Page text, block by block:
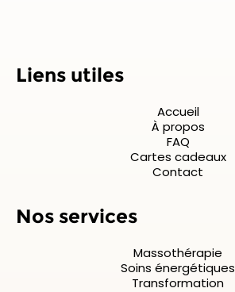
Liens utiles
Accueil
À propos
FAQ
Cartes cadeaux
Contact
Nos services
Massothérapie
Soins énergétiques
Transformation